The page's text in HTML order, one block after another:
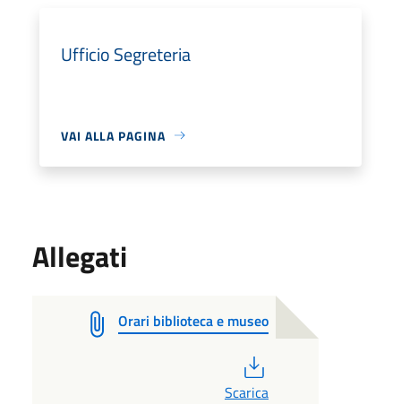
Ufficio Segreteria
VAI ALLA PAGINA
Allegati
Orari biblioteca e museo
Scarica